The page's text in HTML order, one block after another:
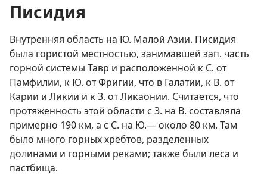
Писидия
Внутренняя область на Ю. Малой Азии. Писидия
была гористой местностью, занимавшей зап. часть
горной системы Тавр и расположенной к С. от
Памфилии, к Ю. от Фригии, что в Галатии, к В. от
Карии и Ликии и к З. от Ликаонии. Считается, что
протяженность этой области с З. на В. составляла
примерно 190 км, а с С. на Ю.— около 80 км. Там
было много горных хребтов, разделенных
долинами и горными реками; также были леса и
пастбища.